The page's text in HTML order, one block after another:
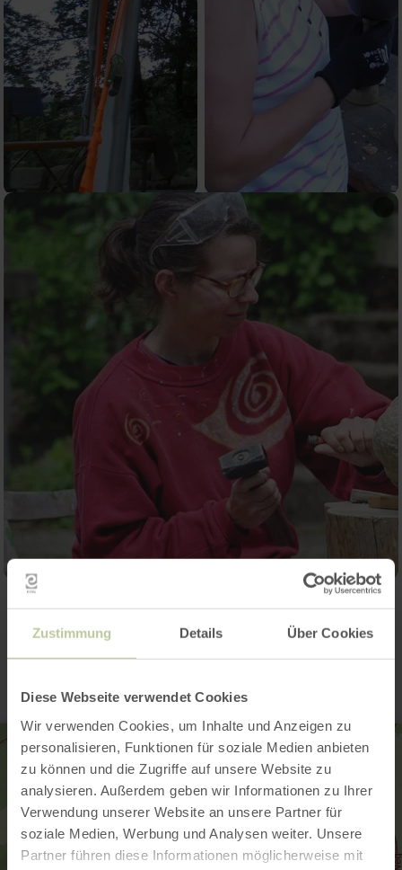
Zustimmung Details Über Cookies
Diese Webseite verwendet Cookies
Wir verwenden Cookies, um Inhalte und Anzeigen zu
personalisieren, Funktionen für soziale Medien anbieten
zu können und die Zugriffe auf unsere Website zu
analysieren. Außerdem geben wir Informationen zu Ihrer
Verwendung unserer Website an unsere Partner für
soziale Medien, Werbung und Analysen weiter. Unsere
Partner führen diese Informationen möglicherweise mit
Kontakt